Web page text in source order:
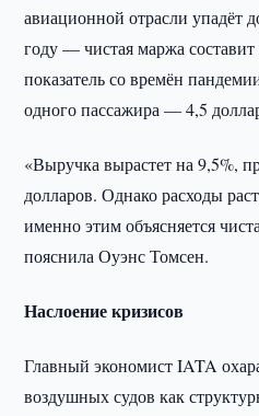
авиационной отрасли упадёт
году — чистая маржа составит
показатель со времён
одного пассажира — 4,5
«Выручка вырастет на 9,5%,
долларов. Однако расходы
именно этим объясняется
пояснила Оуэнс Томсен.
Наслоение кризисов
Главный экономист IATA
воздушных судов как